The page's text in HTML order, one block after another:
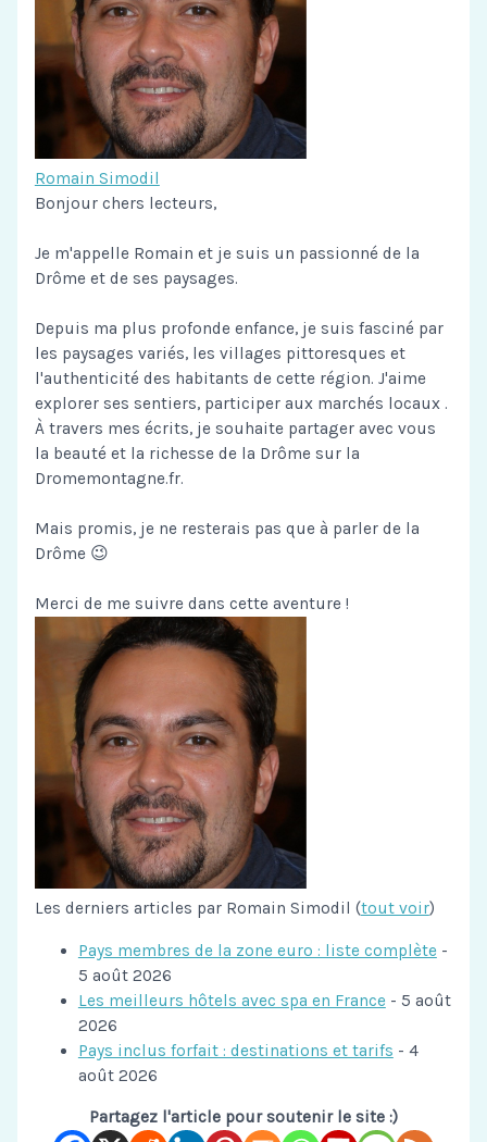
Romain Simodil
Bonjour chers lecteurs,
Je m'appelle Romain et je suis un passionné de la
Drôme et de ses paysages.
Depuis ma plus profonde enfance, je suis fasciné par
les paysages variés, les villages pittoresques et
l'authenticité des habitants de cette région. J'aime
explorer ses sentiers, participer aux marchés locaux .
À travers mes écrits, je souhaite partager avec vous
la beauté et la richesse de la Drôme sur la
Dromemontagne.fr.
Mais promis, je ne resterais pas que à parler de la
Drôme 😉
Merci de me suivre dans cette aventure !
Les derniers articles par Romain Simodil (tout voir)
Pays membres de la zone euro : liste complète-
5 août 2026
Les meilleurs hôtels avec spa en France- 5 août
2026
Pays inclus forfait : destinations et tarifs - 4
août 2026
Partagez l'article pour soutenir le site :)